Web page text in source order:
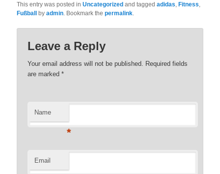
This entry was posted inUncategorized and taggedadidas,Fitness,
Fußball byadmin. Bookmark thepermalink.
Leave a Reply
Your email address will not be published. Required fields
are marked*
Name
*
Email